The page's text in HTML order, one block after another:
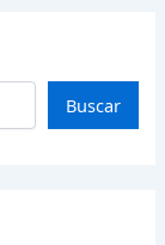
Buscar